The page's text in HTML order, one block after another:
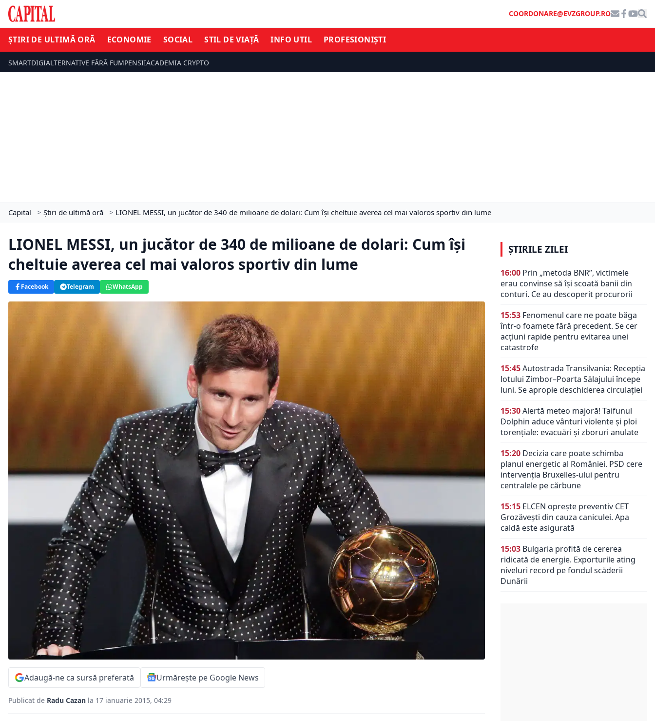
COORDONARE@EVZGROUP.RO
ȘTIRI DE ULTIMĂ ORĂ ECONOMIE SOCIAL STIL DE VIAȚĂ INFO UTIL PROFESIONIȘTI
SMARTDIGIALTERNATIVE FĂRĂ FUMPENSIIACADEMIA CRYPTO
Capital > Știri de ultimă oră > LIONEL MESSI, un jucător de 340 de milioane de dolari: Cum îşi cheltuie averea cel mai valoros sportiv din lume
LIONEL MESSI, un jucător de 340 de milioane de dolari: Cum îşi
cheltuie averea cel mai valoros sportiv din lume
Facebook Telegram WhatsApp
Adaugă-ne ca sursă preferată Urmărește pe Google News
Publicat de Radu Cazan la 17 ianuarie 2015, 04:29
ȘTIRILE ZILEI
16:00 Prin „metoda BNR”, victimele
erau convinse să își scoată banii din
conturi. Ce au descoperit procurorii
15:53 Fenomenul care ne poate băga
într-o foamete fără precedent. Se cer
acțiuni rapide pentru evitarea unei
catastrofe
15:45Autostrada Transilvania: Recepția
lotului Zimbor–Poarta Sălajului începe
luni. Se apropie deschiderea circulației
15:30Alertă meteo majoră! Taifunul
Dolphin aduce vânturi violente și ploi
torențiale: evacuări și zboruri anulate
15:20 Decizia care poate schimba
planul energetic al României. PSD cere
intervenția Bruxelles-ului pentru
centralele pe cărbune
15:15 ELCEN oprește preventiv CET
Grozăvești din cauza caniculei. Apa
caldă este asigurată
15:03 Bulgaria profită de cererea
ridicată de energie. Exporturile ating
niveluri record pe fondul scăderii
Dunării